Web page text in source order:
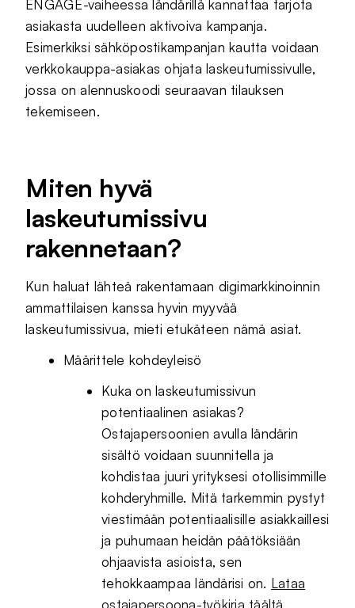
ENGAGE-vaiheessa ländärillä kannattaa tarjota
asiakasta uudelleen aktivoiva kampanja.
Esimerkiksi sähköpostikampanjan kautta voidaan
verkkokauppa-asiakas ohjata laskeutumissivulle,
jossa on alennuskoodi seuraavan tilauksen
tekemiseen.
Miten hyvä
laskeutumissivu
rakennetaan?
Kun haluat lähteä rakentamaan digimarkkinoinnin
ammattilaisen kanssa hyvin myyvää
laskeutumissivua, mieti etukäteen nämä asiat.
Määrittele kohdeyleisö
Kuka on laskeutumissivun
potentiaalinen asiakas?
Ostajapersoonien avulla ländärin
sisältö voidaan suunnitella ja
kohdistaa juuri yrityksesi otollisimmille
kohderyhmille. Mitä tarkemmin pystyt
viestimään potentiaalisille asiakkaillesi
ja puhumaan heidän päätöksiään
ohjaavista asioista, sen
tehokkaampaa ländärisi on. Lataa
ostajapersoona-työkirja täältä.